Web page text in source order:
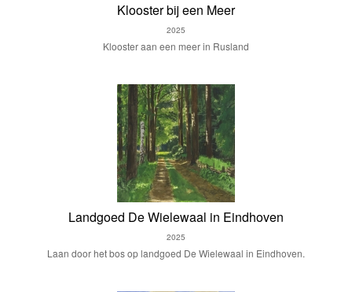
Klooster bij een Meer
2025
Klooster aan een meer in Rusland
Landgoed De Wielewaal in Eindhoven
2025
Laan door het bos op landgoed De Wielewaal in Eindhoven.